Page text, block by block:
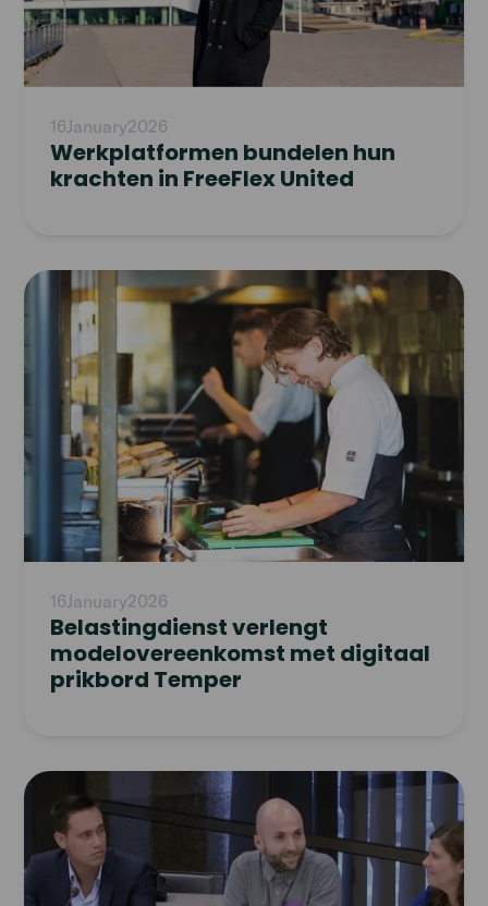
16January2026
Werkplatformen bundelen hun
krachten in FreeFlex United
16January2026
Belastingdienst verlengt
modelovereenkomst met digitaal
prikbord Temper
Read
article
Read
article